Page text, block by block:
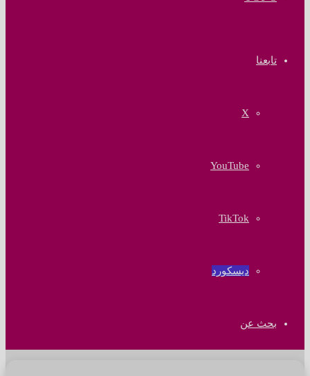
تابعنا
‫X
‫YouTube
‫TikTok
ديسكورد
بحث عن